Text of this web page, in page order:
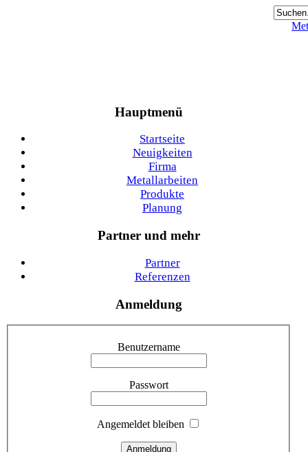
Hauptmenü
Startseite
Neuigkeiten
Firma
Metallarbeiten
Produkte
Planung
Partner und mehr
Partner
Referenzen
Anmeldung
Benutzername
Passwort
Angemeldet bleiben